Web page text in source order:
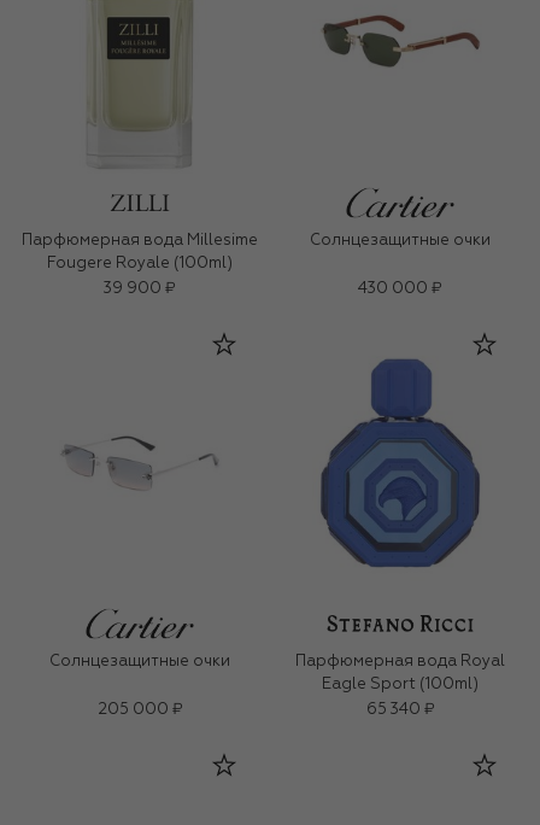
Парфюмерная вода Millesime
Fougere Royale (100ml)
39 900 ₽
Солнцезащитные очки
430 000 ₽
Солнцезащитные очки
205 000 ₽
Парфюмерная вода Royal
Eagle Sport (100ml)
65 340 ₽